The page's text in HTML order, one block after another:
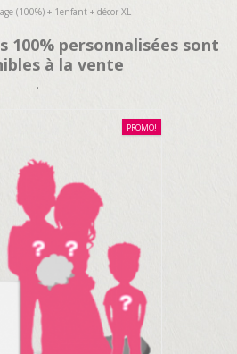
(100%) + 1enfant + décor XL
100% personnalisées sont
à la vente
.
PROMO!